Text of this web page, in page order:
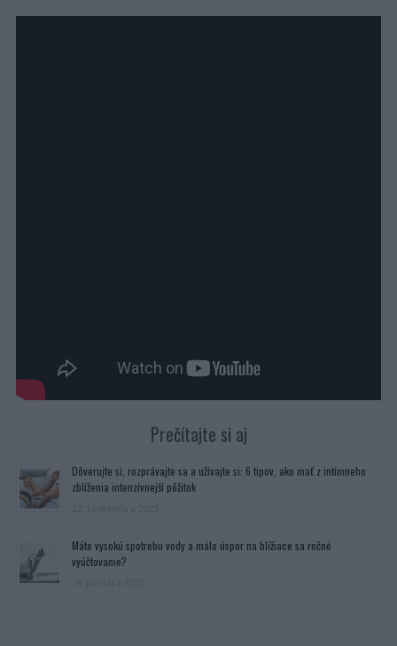
Prečítajte si aj
Dôverujte si, rozprávajte sa a užívajte si: 6 tipov, ako mať z intímneho
zblíženia intenzívnejší pôžitok
Máte vysokú spotrebu vody a málo úspor na blížiace sa ročné
vyúčtovanie?